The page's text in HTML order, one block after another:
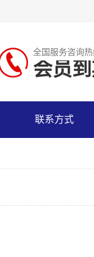
全国服务咨询热
会员
联系方式